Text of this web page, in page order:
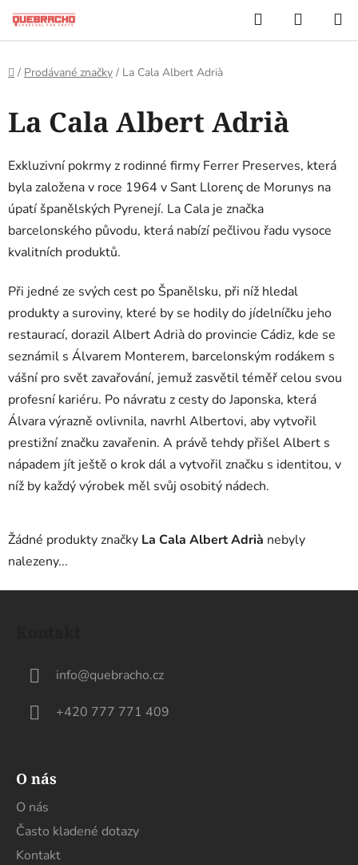
obsah
Hledat
KOŠÍK
Domů
/ Prodávané značky / La Cala Albert Adrià
La Cala Albert Adrià
Exkluzivní pokrmy z rodinné firmy Ferrer Preserves, která
byla založena v roce 1964 v Sant Llorenç de Morunys na
úpatí španělských Pyrenejí. La Cala je značka
barcelonského původu, která nabízí pečlivou řadu vysoce
kvalitních produktů.
Při jedné ze svých cest po Španělsku, při níž hledal
produkty a suroviny, které by se hodily do jídelníčku jeho
restaurací, dorazil Albert Adrià do provincie Cádiz, kde se
seznámil s Álvarem Monterem, barcelonským rodákem s
vášní pro svět zavařování, jemuž zasvětil téměř celou svou
profesní kariéru. Po návratu z cesty do Japonska, která
Álvara výrazně ovlivnila, navrhl Albertovi, aby vytvořil
prestižní značku zavařenin. A právě tehdy přišel Albert s
nápadem jít ještě o krok dál a vytvořil značku s identitou, v
níž by každý výrobek měl svůj osobitý nádech.
Žádné produkty značky La Cala Albert Adrià nebyly
nalezeny...
Z
info@quebracho.cz
+420 777 771 409
O nás
O nás
Často kladené dotazy
Kontakt